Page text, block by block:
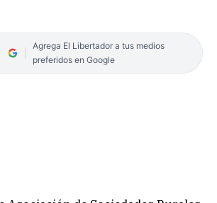
Agrega El Libertador a tus medios
preferidos en Google